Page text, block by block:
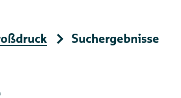
Suchergebnisse